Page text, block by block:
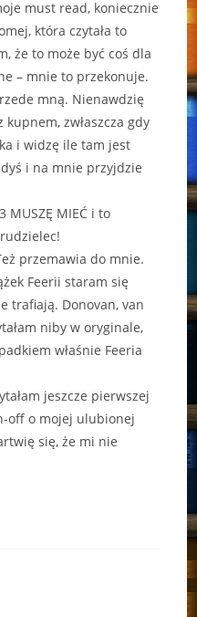
must read, koniecznie
która czytała to
że to może być coś dla
– mnie to przekonuje.
mną. Nienawdzię
zwłaszcza gdy
i widzę ile tam jest
i na mnie przyjdzie
MUSZĘ MIEĆ i to
przemawia do mnie.
Feerii staram się
trafiają. Donovan, van
niby w oryginale,
właśnie Feeria
jeszcze pierwszej
off o mojej ulubionej
się, że mi nie